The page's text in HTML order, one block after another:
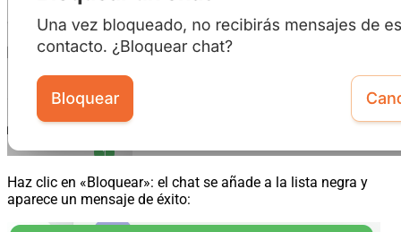
Haz clic en «Bloquear»: el chat se añade a la lista negra y
aparece un mensaje de éxito: